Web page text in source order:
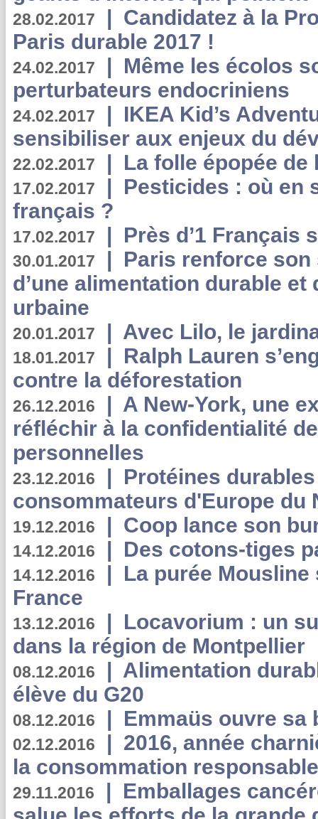
28.02.2017 | Candidatez à la
Paris durable 2017 !
24.02.2017 | Même les écolos
perturbateurs endocriniens
24.02.2017 | IKEA Kid’s
sensibiliser aux enjeux du
22.02.2017 | La folle épopée de
17.02.2017 | Pesticides : où en
français ?
17.02.2017 | Près d’1 Français
30.01.2017 | Paris renforce
d’une alimentation durable et
urbaine
20.01.2017 | Avec Lilo, le
18.01.2017 | Ralph Lauren
contre la déforestation
26.12.2016 | A New-York, une
réfléchir à la confidentialité
personnelles
23.12.2016 | Protéines
consommateurs d'Europe du
19.12.2016 | Coop lance son
14.12.2016 | Des cotons-tiges
14.12.2016 | La purée
France
13.12.2016 | Locavorium : un
dans la région de Montpellier
08.12.2016 | Alimentation
élève du G20
08.12.2016 | Emmaüs ouvre sa
02.12.2016 | 2016, année
la consommation
29.11.2016 | Emballages